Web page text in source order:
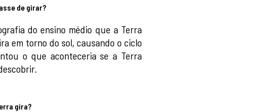
de girar?
do ensino médio que a Terra
em torno do sol, causando o ciclo
o que aconteceria se a Terra
gira?